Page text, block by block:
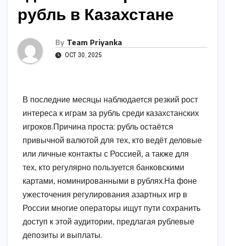
рубль в Казахстане
By Team Priyanka
OCT 30, 2025
В последние месяцы наблюдается резкий рост
интереса к играм за рубль среди казахстанских
игроков.Причина проста: рубль остаётся
привычной валютой для тех, кто ведёт деловые
или личные контакты с Россией, а также для
тех, кто регулярно пользуется банковскими
картами, номинированными в рублях.На фоне
ужесточения регулирования азартных игр в
России многие операторы ищут пути сохранить
доступ к этой аудитории, предлагая рублевые
депозиты и выплаты.